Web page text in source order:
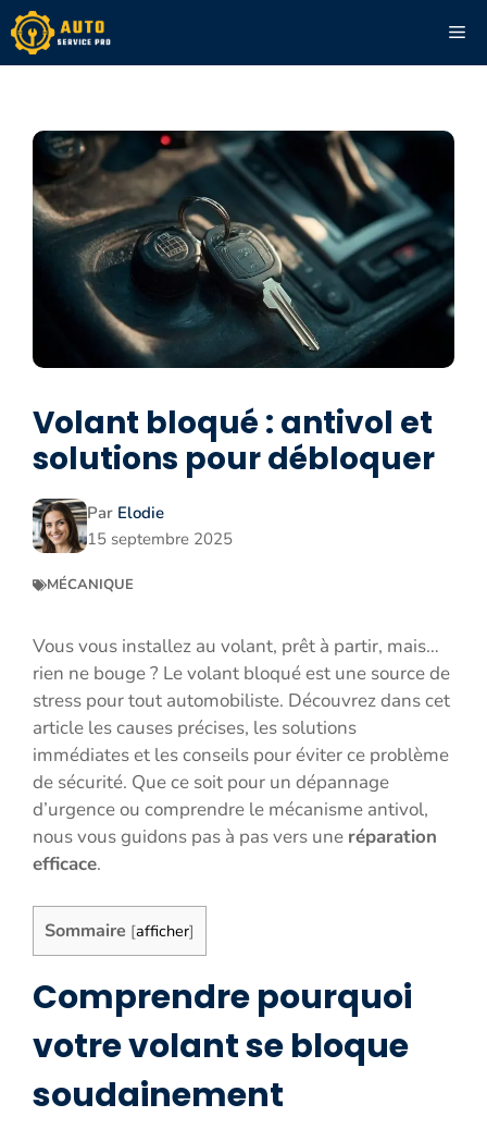
Aller
au
contenu
Volant bloqué : antivol et
solutions pour débloquer
Par Elodie
15 septembre 2025
MÉCANIQUE
Vous vous installez au volant, prêt à partir, mais…
rien ne bouge ? Le volant bloqué est une source de
stress pour tout automobiliste. Découvrez dans cet
article les causes précises, les solutions
immédiates et les conseils pour éviter ce problème
de sécurité. Que ce soit pour un dépannage
d’urgence ou comprendre le mécanisme antivol,
nous vous guidons pas à pas vers une réparation
efficace.
Sommaire [afficher]
Comprendre pourquoi
votre volant se bloque
soudainement